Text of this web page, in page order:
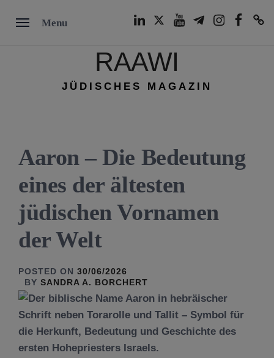
Menu
RAAWI
JÜDISCHES MAGAZIN
Aaron – Die Bedeutung
eines der ältesten
jüdischen Vornamen
der Welt
POSTED ON 30/06/2026
BY SANDRA A. BORCHERT